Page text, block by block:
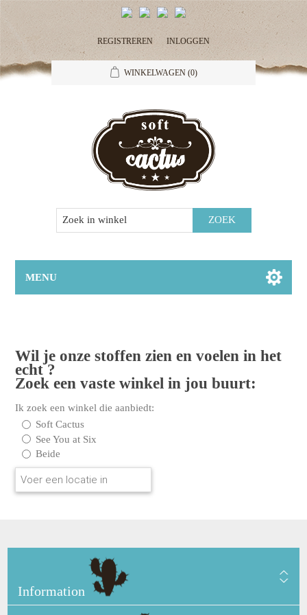
REGISTREREN INLOGGEN
WINKELWAGEN (0)
MENU
Wil je onze stoffen zien en voelen in het
echt ?
Zoek een vaste winkel in jou buurt:
Ik zoek een winkel die aanbiedt:
Soft Cactus
See You at Six
Beide
Information